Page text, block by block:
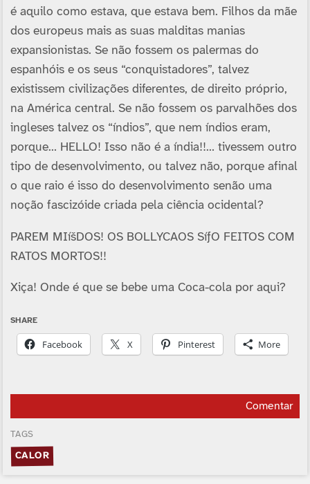
é aquilo como estava, que estava bem. Filhos da mãe
dos europeus mais as suas malditas manias
expansionistas. Se não fossem os palermas do
espanhóis e os seus “conquistadores”, talvez
existissem civilizações diferentes, de direito próprio,
na América central. Se não fossem os parvalhões dos
ingleses talvez os “í­ndios”, que nem í­ndios eram,
porque… HELLO! Isso não é a índia!!… tivessem outro
tipo de desenvolvimento, ou talvez não, porque afinal
o que raio é isso do desenvolvimento senão uma
noção fascizóide criada pela ciência ocidental?
PAREM MIíšDOS! OS BOLLYCAOS SíƒO FEITOS COM
RATOS MORTOS!!
Xiça! Onde é que se bebe uma Coca-cola por aqui?
SHARE
Facebook X Pinterest More
Comentar
TAGS
CALOR